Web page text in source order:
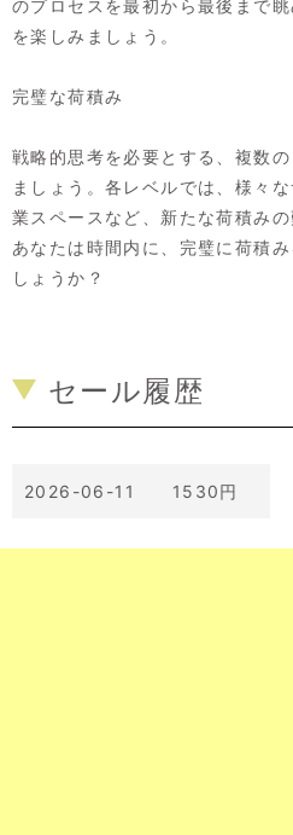
のプロセスを最初から最後まで
を楽しみましょう。
完璧な荷積み
戦略的思考を必要とする、複数
ましょう。各レベルでは、様々
業スペースなど、新たな荷積み
あなたは時間内に、完璧に荷積
しょうか？
セール履歴
2026-06-11 1530円